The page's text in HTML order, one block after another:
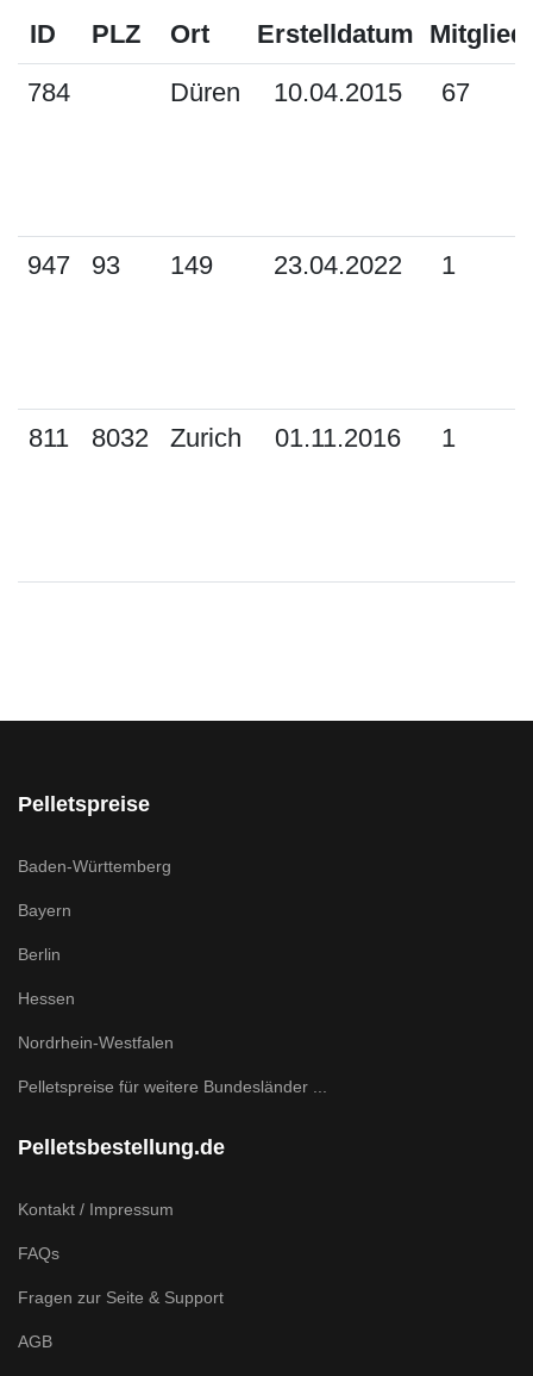
ID PLZ Ort Erstelldatum
784
Düren 10.04.2015 67
947 93 149 23.04.2022 1
811 8032 Zurich 01.11.2016 1
Pelletspreise
Baden-Württemberg
Bayern
Berlin
Hessen
Nordrhein-Westfalen
Pelletspreise für weitere Bundesländer ...
Pelletsbestellung.de
Kontakt / Impressum
FAQs
Fragen zur Seite & Support
AGB